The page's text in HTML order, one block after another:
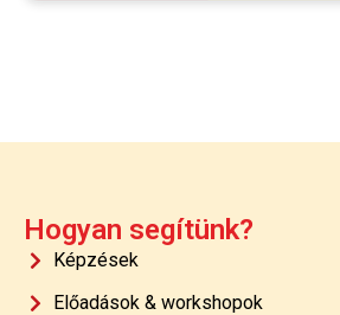
Hogyan segítünk?
Képzések
Előadások & workshopok